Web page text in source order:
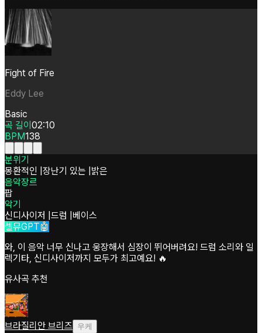
Fight of Fire
Eddy Lee
Basic
곡 길이 02:10
BPM138
분위기
몽환적인 장난기 있는 밝은
음악장르
팝
악기
신디사이저
드럼
베이스
셀뮤GPT🤖
와, 이 음악 너무 신나고 웅장해서 심장이 뛰어버려요! 드럼 소리와 일
렉기타, 신디사이저까지 모두가 최고예요! 🔥
유사곡 추천
브라질리안 브리즈 우케